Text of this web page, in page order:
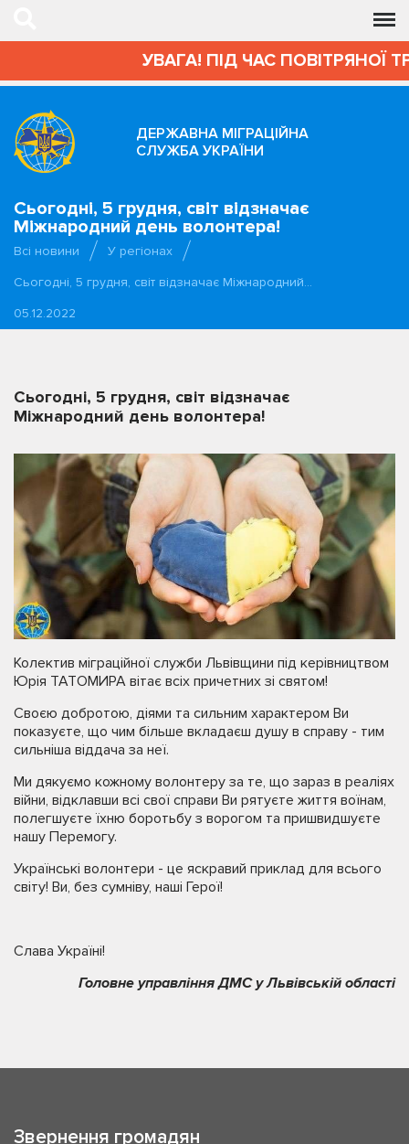
УВАГА! ПІД ЧАС ПОВІТРЯНОЇ
ДЕРЖАВНА МІГРАЦІЙНА
СЛУЖБА УКРАЇНИ
Сьогодні, 5 грудня, світ відзначає
Міжнародний день волонтера!
Всі новини
У регіонах
Сьогодні, 5 грудня, світ відзначає Міжнародний…
05.12.2022
Сьогодні, 5 грудня, світ відзначає
Міжнародний день волонтера!
Колектив міграційної служби Львівщини під керівництвом
Юрія ТАТОМИРА вітає всіх причетних зі святом!
Своєю добротою, діями та сильним характером Ви
показуєте, що чим більше вкладаєш душу в справу - тим
сильніша віддача за неї.
Ми дякуємо кожному волонтеру за те, що зараз в реаліях
війни, відклавши всі свої справи Ви рятуєте життя воїнам,
полегшуєте їхню боротьбу з ворогом та пришвидшуєте
нашу Перемогу.
Українські волонтери - це яскравий приклад для всього
світу! Ви, без сумніву, наші Герої!
Слава Україні!
Головне управління ДМС у Львівській області
Звернення громадян